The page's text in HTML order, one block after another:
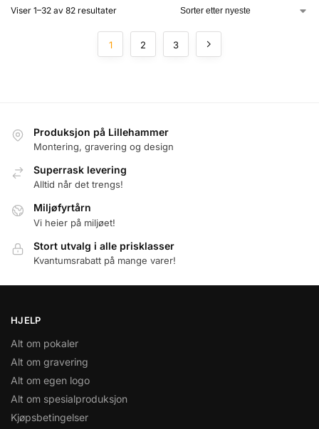
Viser 1–32 av 82 resultater
1 2 3
Produksjon på Lillehammer
Montering, gravering og design
Superrask levering
Alltid når det trengs!
Miljøfyrtårn
Vi heier på miljøet!
Stort utvalg i alle prisklasser
Kvantumsrabatt på mange varer!
HJELP
Alt om pokaler
Alt om gravering
Alt om egen logo
Alt om spesialproduksjon
Kjøpsbetingelser